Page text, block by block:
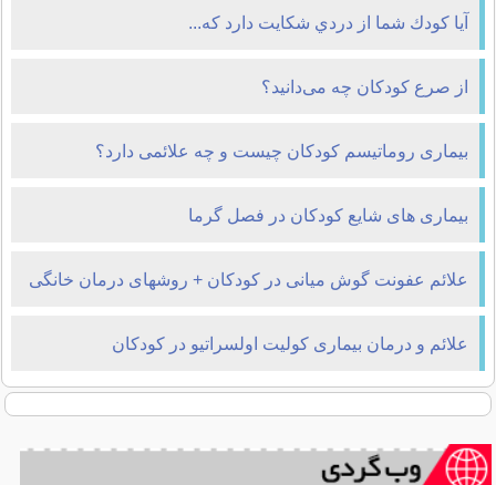
آيا كودك شما از دردي شكايت دارد كه...
از صرع کودکان چه می‌دانید؟
بیماری روماتیسم کودکان چیست و چه علائمی دارد؟
بیماری های شایع کودکان در فصل گرما
علائم عفونت گوش میانی در کودکان + روشهای درمان خانگی
علائم و درمان بیماری کولیت اولسراتیو در کودکان